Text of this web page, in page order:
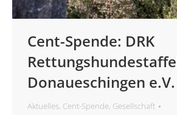
Cent-Spende: DRK
Donaueschingen e.V.
Aktuelles, Cent-Spende, Gesellschaft